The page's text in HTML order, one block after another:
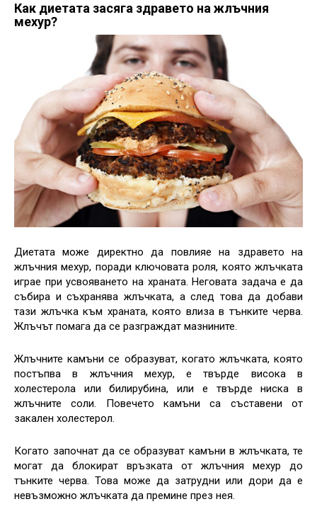
Как диетата засяга здравето на жлъчния
мехур?
Диетата може директно да повлияе на здравето на
жлъчния мехур, поради ключовата роля, която жлъчката
играе при усвояването на храната. Неговата задача е да
събира и съхранява жлъчката, а след това да добави
тази жлъчка към храната, която влиза в тънките черва.
Жлъчът помага да се разграждат мазнините.
Жлъчните камъни се образуват, когато жлъчката, която
постъпва в жлъчния мехур, е твърде висока в
холестерола или билирубина, или е твърде ниска в
жлъчните соли. Повечето камъни са съставени от
закален холестерол.
Когато започнат да се образуват камъни в жлъчката, те
могат да блокират връзката от жлъчния мехур до
тънките черва. Това може да затрудни или дори да е
невъзможно жлъчката да премине през нея.